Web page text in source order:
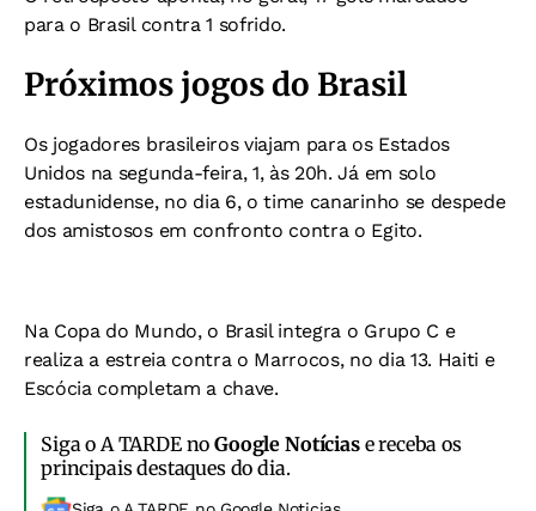
para o Brasil contra 1 sofrido.
Próximos jogos do Brasil
Os jogadores brasileiros viajam para os Estados
Unidos na segunda-feira, 1, às 20h. Já em solo
estadunidense, no dia 6, o time canarinho se despede
dos amistosos em confronto contra o Egito.
Na Copa do Mundo, o Brasil integra o Grupo C e
realiza a estreia contra o Marrocos, no dia 13. Haiti e
Escócia completam a chave.
Siga o A TARDE noGoogle Notíciase receba os
principais destaques do dia.